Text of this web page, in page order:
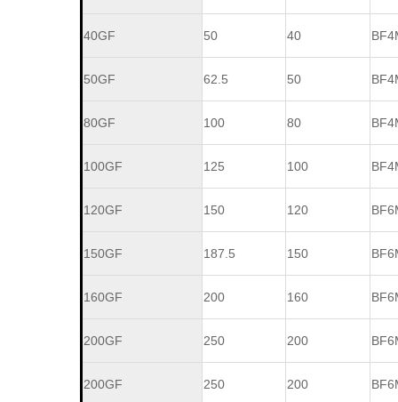
40GF 50 40
50GF 62.5 50
80GF 100 80
100GF 125 100
120GF 150 120
150GF 187.5 150
160GF 200 160
200GF 250 200
200GF 250 200